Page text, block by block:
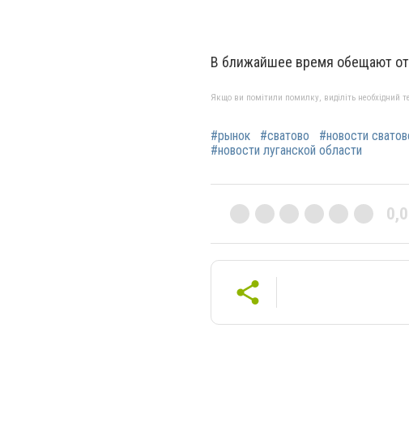
В ближайшее время обещают
Якщо ви помітили помилку, виділіть необхідний
#рынок #сватово #новости
#новости луганской области
0,0